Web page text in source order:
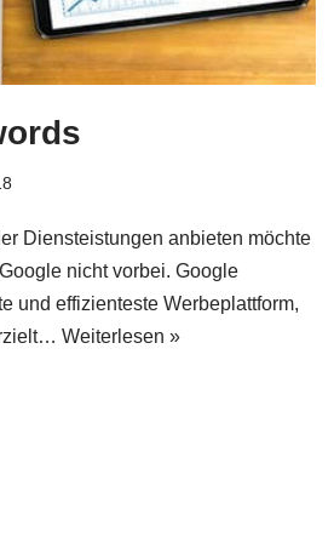
Diensteistungen anbieten möchte
nicht vorbei. Google
und effizienteste Werbeplattform,
Weiterlesen »